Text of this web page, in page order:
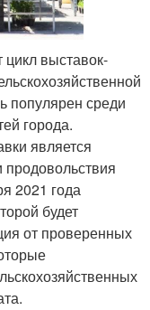
цикл выставок-
популярен среди
города.
является
продовольствия
2021 года
будет
от проверенных